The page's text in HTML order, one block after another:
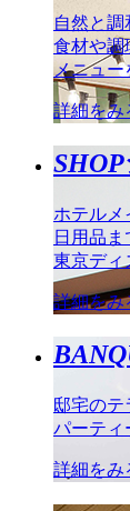
自然と
食材や調
メニュー
詳細をみ
SHOP
ホテルメ
日用品ま
東京ディ
詳細をみ
邸宅のテ
パーティ
詳細をみ